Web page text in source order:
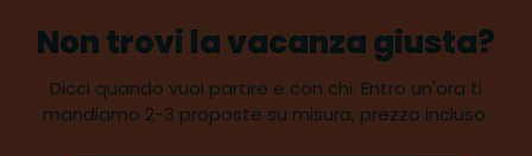
Non trovi la vacanza giusta?
Dicci quando vuoi partire e con chi. Entro un'ora ti
mandiamo 2-3 proposte su misura, prezzo incluso.